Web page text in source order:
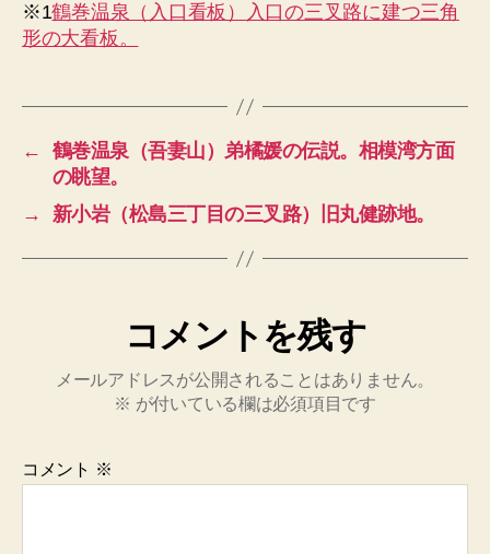
※1鶴巻温泉（入口看板）入口の三叉路に建つ三角
形の大看板。
←
鶴巻温泉（吾妻山）弟橘媛の伝説。相模湾方面
の眺望。
→
新小岩（松島三丁目の三叉路）旧丸健跡地。
コメントを残す
メールアドレスが公開されることはありません。
※ が付いている欄は必須項目です
コメント ※